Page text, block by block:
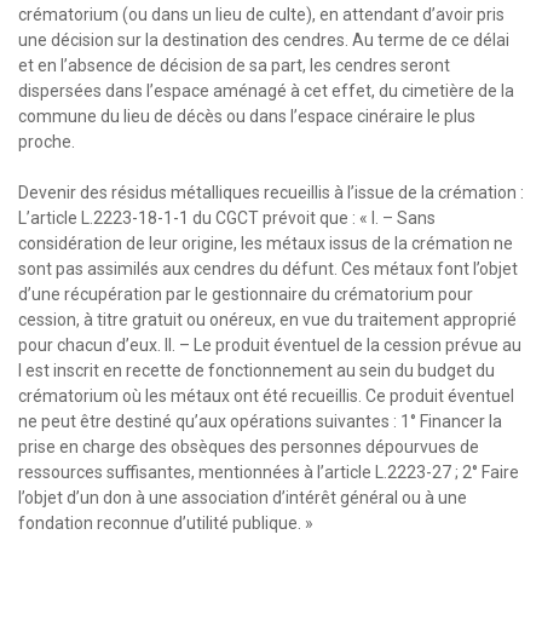
crématorium (ou dans un lieu de culte), en attendant d’avoir pris
une décision sur la destination des cendres. Au terme de ce délai
et en l’absence de décision de sa part, les cendres seront
dispersées dans l’espace aménagé à cet effet, du cimetière de la
commune du lieu de décès ou dans l’espace cinéraire le plus
proche.
Devenir des résidus métalliques recueillis à l’issue de la crémation :
L’article L.2223-18-1-1 du CGCT prévoit que : « I. – Sans
considération de leur origine, les métaux issus de la crémation ne
sont pas assimilés aux cendres du défunt. Ces métaux font l’objet
d’une récupération par le gestionnaire du crématorium pour
cession, à titre gratuit ou onéreux, en vue du traitement approprié
pour chacun d’eux. II. – Le produit éventuel de la cession prévue au
I est inscrit en recette de fonctionnement au sein du budget du
crématorium où les métaux ont été recueillis. Ce produit éventuel
ne peut être destiné qu’aux opérations suivantes : 1° Financer la
prise en charge des obsèques des personnes dépourvues de
ressources suffisantes, mentionnées à l’article L.2223-27 ; 2° Faire
l’objet d’un don à une association d’intérêt général ou à une
fondation reconnue d’utilité publique. »